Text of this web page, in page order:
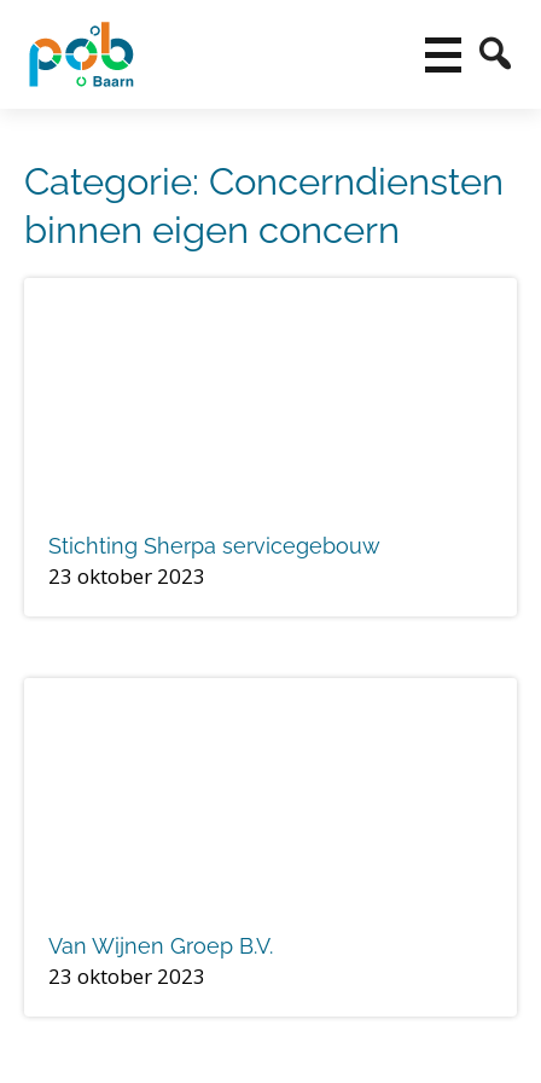
Categorie: Concerndiensten
binnen eigen concern
Stichting Sherpa servicegebouw
23 oktober 2023
Van Wijnen Groep B.V.
23 oktober 2023